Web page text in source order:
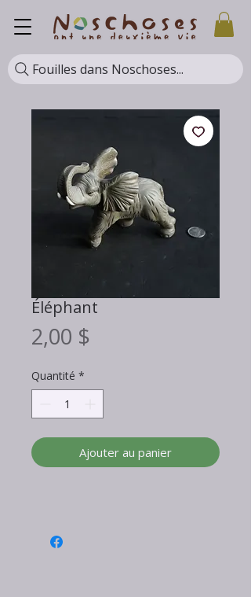
Fouilles dans Noschoses...
Éléphant
2,00 $
Quantité *
Ajouter au panier